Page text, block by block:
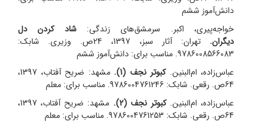
دانش‌آموز ششم
خواجه‌پیری، اکبر. سرمشق‌های زندگی:شاد کردن دل
دیگران.
تهران: آثار سبز، 1397، 24ص. وزیری. شابک:
9786008566083. مناسب برای: دانش‌آموز ششم
عباس‌زاده، ام‌البنین.کبوتر نجف (1).
مشهد: ضریح آفتاب، 1397،
64ص. رقعی. شابک: 9786004761246. مناسب برای: معلم
عباس‌زاده، ام‌البنین.کبوتر نجف (2).
مشهد: ضریح آفتاب، 1397،
64ص. رقعی. شابک: 9786004761253. مناسب برای: معلم